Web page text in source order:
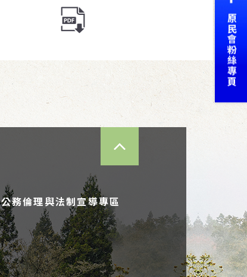
公務倫理與法制宣導專區